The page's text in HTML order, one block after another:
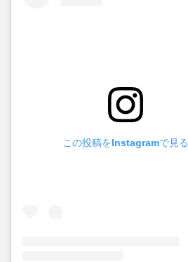
この投稿をInstagramで見る